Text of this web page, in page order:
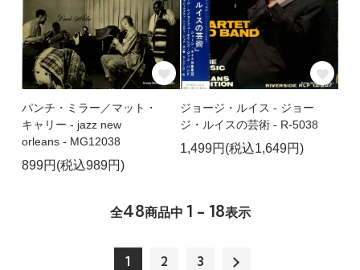
パンチ・ミラー／マット・
キャリー - jazz new
orleans - MG12038
899円(税込989円)
ジョージ・ルイス - ジョー
ジ・ルイスの芸術 - R-5038
1,499円(税込1,649円)
全48商品中 1 - 18表示
1 2 3